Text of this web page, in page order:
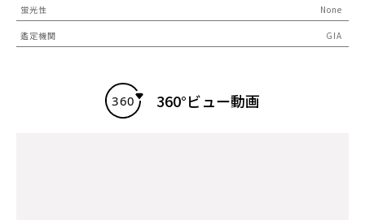
蛍光性 None
鑑定機関 GIA
360°ビュー動画